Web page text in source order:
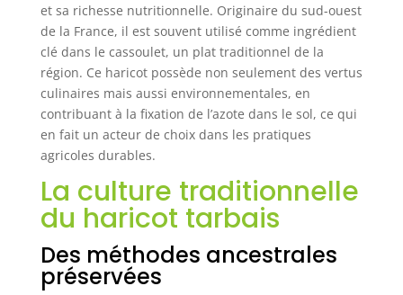
et sa richesse nutritionnelle. Originaire du sud-ouest
de la France, il est souvent utilisé comme ingrédient
clé dans le cassoulet, un plat traditionnel de la
région. Ce haricot possède non seulement des vertus
culinaires mais aussi environnementales, en
contribuant à la fixation de l’azote dans le sol, ce qui
en fait un acteur de choix dans les pratiques
agricoles durables.
La culture traditionnelle
du haricot tarbais
Des méthodes ancestrales
préservées